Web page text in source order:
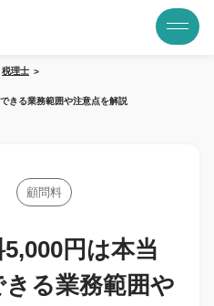
税理士
きる業務範囲や注意点を解説
顧問料
円は本当
る業務範囲や